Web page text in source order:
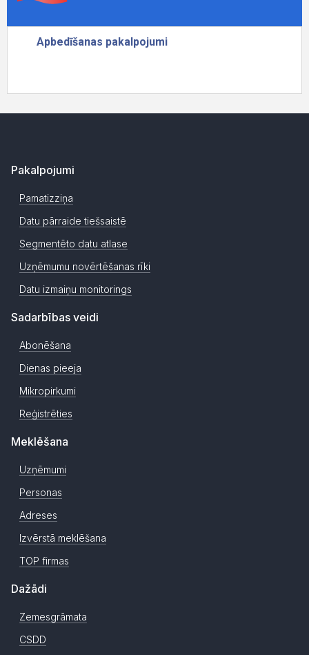
Pakalpojumi
Pamatizziņa
Datu pārraide tiešsaistē
Segmentēto datu atlase
Uzņēmumu novērtēšanas rīki
Datu izmaiņu monitorings
Sadarbības veidi
Abonēšana
Dienas pieeja
Mikropirkumi
Reģistrēties
Meklēšana
Uzņēmumi
Personas
Adreses
Izvērstā meklēšana
TOP firmas
Dažādi
Zemesgrāmata
CSDD